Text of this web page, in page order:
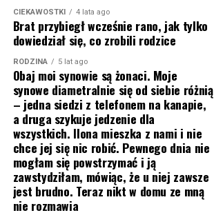
CIEKAWOSTKI 4 lata ago
Brat przybiegł wcześnie rano, jak tylko
dowiedział się, co zrobili rodzice
RODZINA 5 lat ago
Obaj moi synowie są żonaci. Moje
synowe diametralnie się od siebie różnią
– jedna siedzi z telefonem na kanapie,
a druga szykuje jedzenie dla
wszystkich. Ilona mieszka z nami i nie
chce jej się nic robić. Pewnego dnia nie
mogłam się powstrzymać i ją
zawstydziłam, mówiąc, że u niej zawsze
jest brudno. Teraz nikt w domu ze mną
nie rozmawia